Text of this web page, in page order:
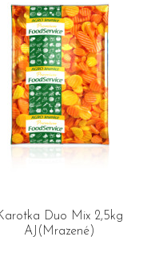
Duo Mix 2,5kg
AJ(Mrazené)